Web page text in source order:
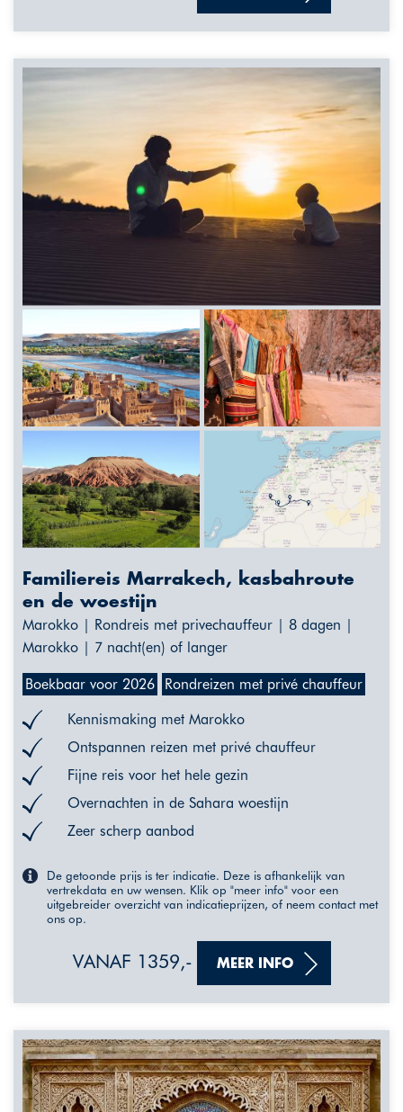
Familiereis Marrakech, kasbahroute
en de woestijn
Marokko | Rondreis met privechauffeur | 8 dagen |
Marokko | 7 nacht(en) of langer
Boekbaar voor 2026 Rondreizen met privé chauffeur
Kennismaking met Marokko
Ontspannen reizen met privé chauffeur
Fijne reis voor het hele gezin
Overnachten in de Sahara woestijn
Zeer scherp aanbod
De getoonde prijs is ter indicatie. Deze is afhankelijk van
vertrekdata en uw wensen. Klik op "meer info" voor een
uitgebreider overzicht van indicatieprijzen, of neem contact met
ons op.
VANAF 1359,- MEER INFO